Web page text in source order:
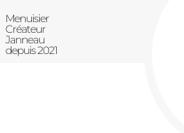
Menuisier
Créateur
Janneau
depuis 2021